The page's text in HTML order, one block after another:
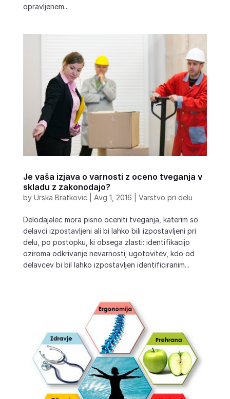
opravljenem...
Je vaša izjava o varnosti z oceno tveganja v
skladu z zakonodajo?
by Urska Bratkovic Avg 1, 2016 Varstvo pri delu
Delodajalec mora pisno oceniti tveganja, katerim so
delavci izpostavljeni ali bi lahko bili izpostavljeni pri
delu, po postopku, ki obsega zlasti: identifikacijo
oziroma odkrivanje nevarnosti; ugotovitev, kdo od
delavcev bi bil lahko izpostavljen identificiranim...